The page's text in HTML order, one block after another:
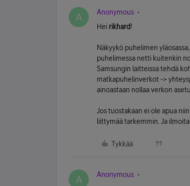
A Anonymous
Hei rikhard!
Näkyykö puhelimen
puhelimessa netti kuitenkin
Samsungin laitteissa tehdä
matkapuhelinverkot ->
ainoastaan nollaa verkon
Jos tuostakaan ei ole apua
liittymää tarkemmin. Ja
Tykkää
A Anonymous